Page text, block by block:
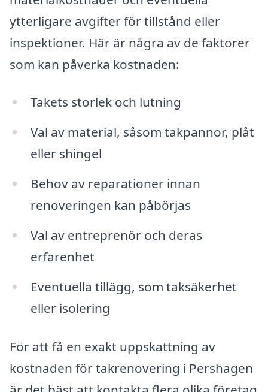
ytterligare avgifter för tillstånd eller
inspektioner. Här är några av de faktorer
som kan påverka kostnaden:
Takets storlek och lutning
Val av material, såsom takpannor, plåt
eller shingel
Behov av reparationer innan
renoveringen kan påbörjas
Val av entreprenör och deras
erfarenhet
Eventuella tillägg, som taksäkerhet
eller isolering
För att få en exakt uppskattning av
kostnaden för takrenovering i Pershagen